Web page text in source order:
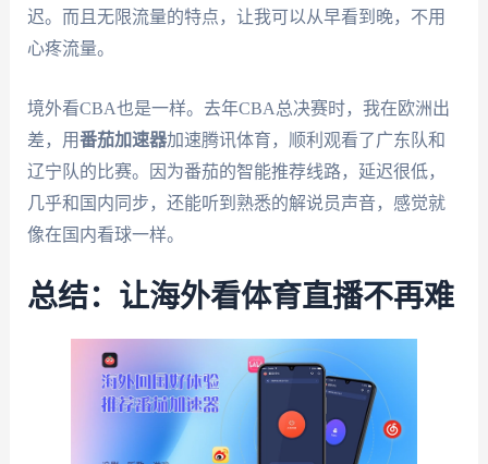
迟。而且无限流量的特点，让我可以从早看到晚，不用
心疼流量。
境外看CBA也是一样。去年CBA总决赛时，我在欧洲出
差，用番茄加速器加速腾讯体育，顺利观看了广东队和
辽宁队的比赛。因为番茄的智能推荐线路，延迟很低，
几乎和国内同步，还能听到熟悉的解说员声音，感觉就
像在国内看球一样。
总结：让海外看体育直播不再难